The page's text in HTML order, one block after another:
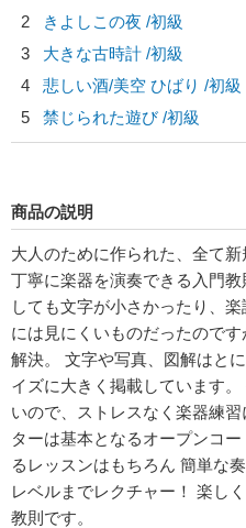
2
きよしこの夜 /初級
3
大きな古時計 /初級
4
悲しい酒/美空 ひばり /初級
5
禁じられた遊び /初級
商品の説明
大人のために作られた、全て
丁寧に楽器を演奏できる入門
しても文字が小さかったり、
には見にくいものだったので
解決。 文字や写真、図解はと
イズに大きく掲載しています
いので、ストレスなく楽器練
ターは基本となるオープンコ
るレッスンはもちろん 簡単な
レベルまでレクチャー！ 楽し
教則です。